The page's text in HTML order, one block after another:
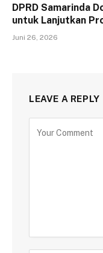
DPRD Samarinda
untuk Lanjutkan
Juni 26, 2026
LEAVE A REPLY